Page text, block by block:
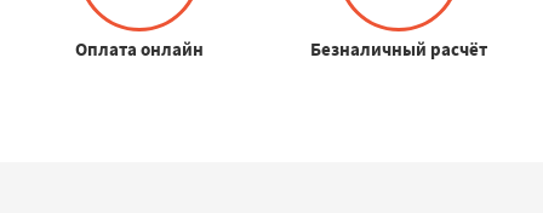
Оплата онлайн Безналичный расчёт